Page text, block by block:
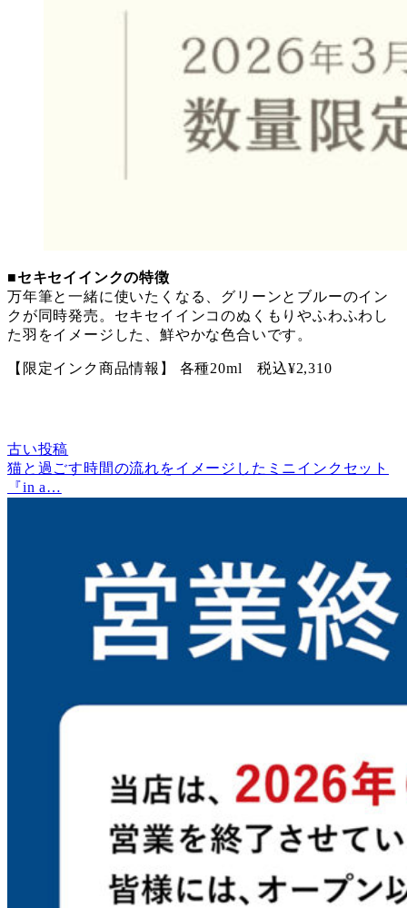
■セキセイインクの特徴
万年筆と一緒に使いたくなる、グリーンとブルーのイン
クが同時発売。セキセイインコのぬくもりやふわふわし
た羽をイメージした、鮮やかな色合いです。
【限定インク商品情報】 各種20ml 税込¥2,310
古い投稿
猫と過ごす時間の流れをイメージしたミニインクセット
『in a…